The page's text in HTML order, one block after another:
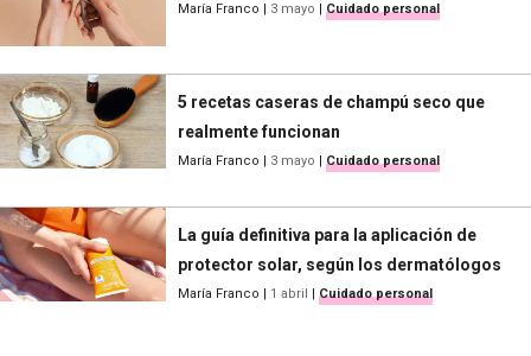
María Franco 3 mayo Cuidado personal
5 recetas caseras de champú seco que
realmente funcionan
María Franco | 3 mayo | Cuidado personal
La guía definitiva para la aplicación de
protector solar, según los dermatólogos
María Franco | 1 abril | Cuidado personal